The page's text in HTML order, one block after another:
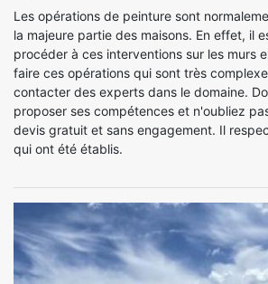
Les opérations de peinture sont
la majeure partie des maisons. En effet, il
procéder à ces interventions sur les murs
faire ces opérations qui sont très
contacter des experts dans le domaine.
proposer ses compétences et n'oubliez
devis gratuit et sans engagement. Il
qui ont été établis.